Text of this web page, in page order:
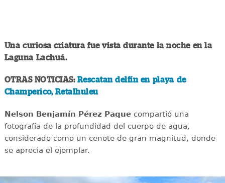
Una curiosa criatura fue vista durante la noche en la
Laguna Lachuá.
OTRAS NOTICIAS: Rescatan delfín en playa de
Champerico, Retalhuleu
Nelson Benjamín Pérez Paquecompartió una
fotografía de la profundidad del cuerpo de agua,
considerado como un cenote de gran magnitud, donde
se aprecia el ejemplar.